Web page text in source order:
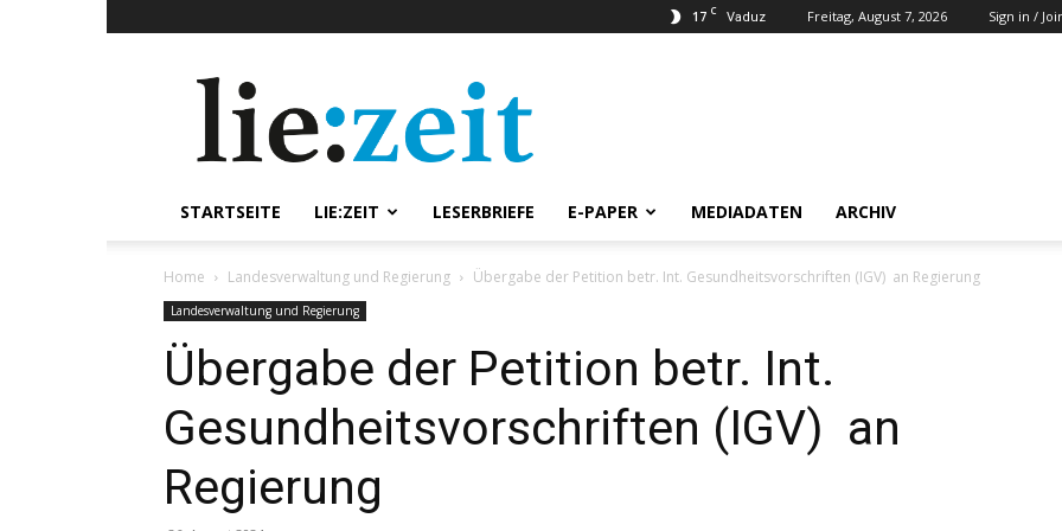
17 C Vaduz Freitag, August 7, 2026 Sign in /
STARTSEITE LIE:ZEIT LESERBRIEFE E-PAPER MEDIADATEN ARCHIV
Home Landesverwaltung und Regierung Übergabe der Petition betr. Int. Gesundheitsvorschriften (IGV) an Regierung
Landesverwaltung und Regierung
Übergabe der Petition betr. Int.
Gesundheitsvorschriften (IGV) an
Regierung